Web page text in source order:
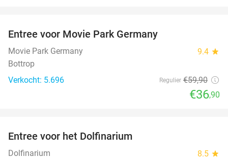
Entree voor Movie Park Germany
Movie Park Germany 9.4 star
Bottrop
Verkocht: 5.696
Regulier €59,90
€36,90
Entree voor het Dolfinarium
Dolfinarium 8.5 star